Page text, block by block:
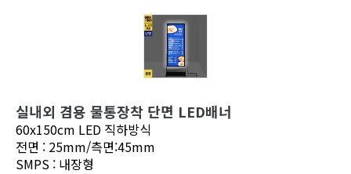
실내외 겸용 물통장착 단면 LED배너
60x150cm LED 직하방식
전면 : 25mm/측면:45mm
SMPS : 내장형